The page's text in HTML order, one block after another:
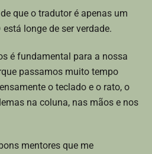
que o tradutor é apenas um
longe de ser verdade.
é fundamental para a nossa
passamos muito tempo
o teclado e o rato, o
na coluna, nas mãos e nos
mentores que me